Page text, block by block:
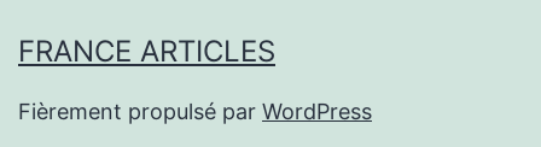
FRANCE ARTICLES
Fièrement propulsé par WordPress